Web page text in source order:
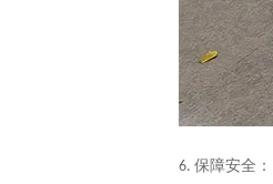
6. 保障安全：